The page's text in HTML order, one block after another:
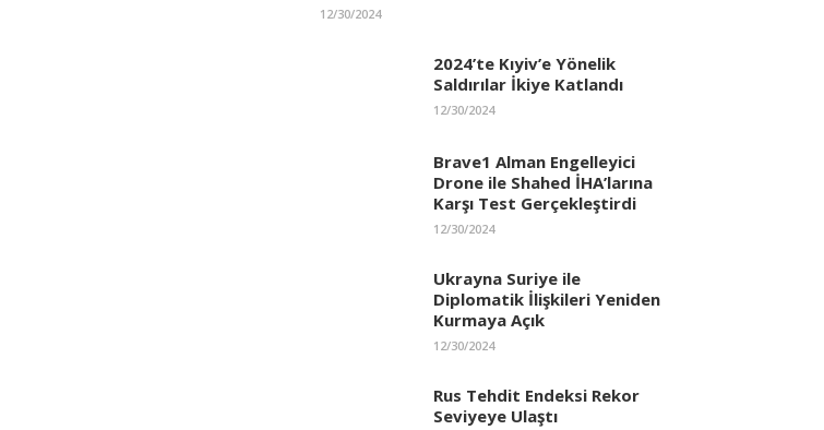
12/30/2024
2024’te Kıyiv’e Yönelik
Saldırılar İkiye Katlandı
12/30/2024
Brave1 Alman Engelleyici
Drone ile Shahed İHA’larına
Karşı Test Gerçekleştirdi
12/30/2024
Ukrayna Suriye ile
Diplomatik İlişkileri Yeniden
Kurmaya Açık
12/30/2024
Rus Tehdit Endeksi Rekor
Seviyeye Ulaştı